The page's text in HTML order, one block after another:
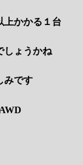
上かかる１台
しょうかね
みです